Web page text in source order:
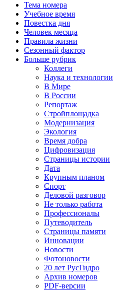
Тема номера
Учебное время
Повестка дня
Человек месяца
Правила жизни
Сезонный фактор
Больше рубрик
Коллеги
Наука и технологии
В Мире
В России
Репортаж
Стройплощадка
Модернизация
Экология
Время добра
Цифровизация
Страницы истории
Дата
Крупным планом
Спорт
Деловой разговор
Не только работа
Профессионалы
Путеводитель
Страницы памяти
Инновации
Новости
Фотоновости
20 лет РусГидро
Архив номеров
PDF-версии